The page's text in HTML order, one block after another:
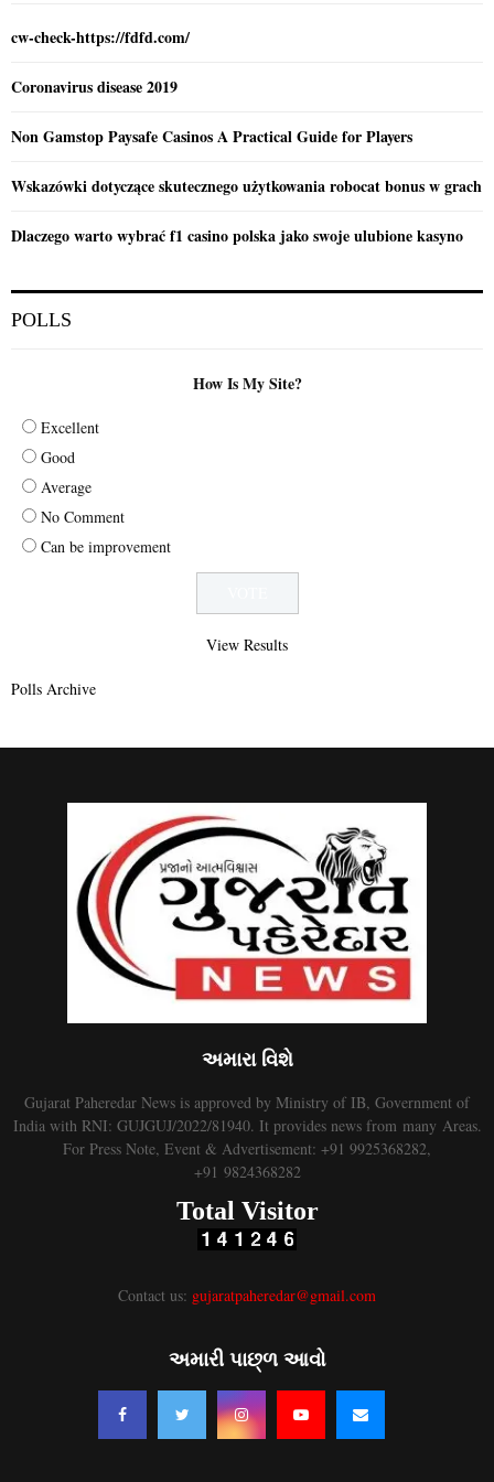
cw-check-https://fdfd.com/
Coronavirus disease 2019
Non Gamstop Paysafe Casinos A Practical Guide for Players
Wskazówki dotyczące skutecznego użytkowania robocat bonus w grach
Dlaczego warto wybrać f1 casino polska jako swoje ulubione kasyno
POLLS
How Is My Site?
Excellent
Good
Average
No Comment
Can be improvement
View Results
Polls Archive
અમારા વિશે
Gujarat Paheredar News is approved by Ministry of IB, Government of
India with RNI: GUJGUJ/2022/81940. It provides news from many Areas.
For Press Note, Event & Advertisement: +91 9925368282,
+91 9824368282
Total Visitor
Contact us: gujaratpaheredar@gmail.com
અમારી પાછ્ળ આવો